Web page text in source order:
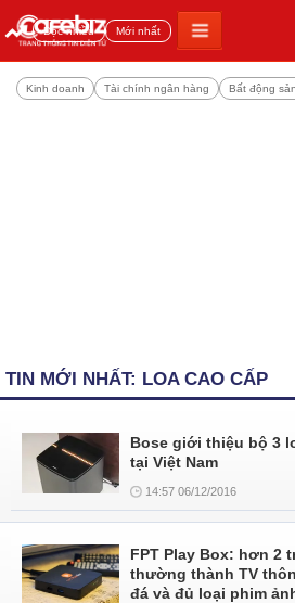
Đọc nhiều Mới nhất
Kinh doanh Tài chính ngân hàng Bất động sản
TIN MỚI NHẤT: LOA CAO CẤP
Bose giới thiệu bộ 3
tại Việt Nam
14:57 06/12/2016
FPT Play Box: hơn 2
thường thành TV
đá và đủ loại phim